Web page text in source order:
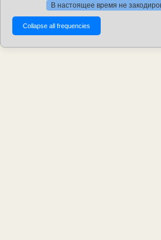
В настоящее время не